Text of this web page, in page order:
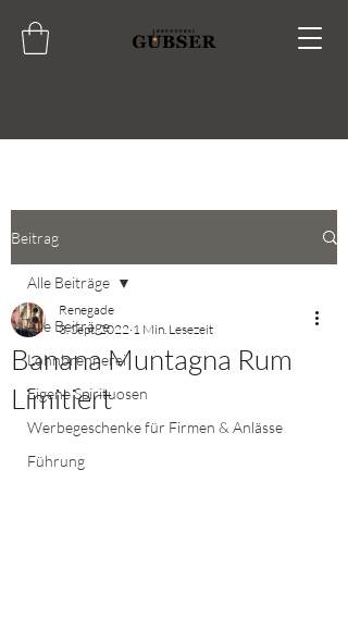
Beitrag
Alle Beiträge
Lohnbrennerei
Eigene Spirituosen
Werbegeschenke für Firmen & Anlässe
Führung
Alle Beiträge
Banana Muntagna Rum
Limitiert
Renegade
3. Sept. 2022 1 Min. Lesezeit